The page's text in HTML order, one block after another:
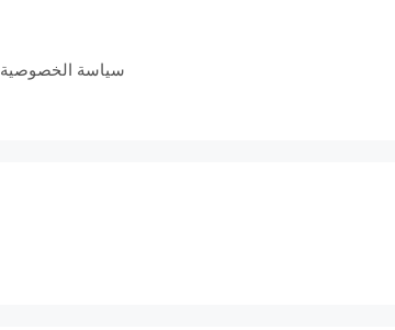
سياسة الخصوصية